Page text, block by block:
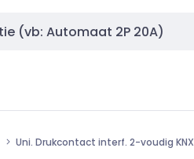
Uni. Drukcontact interf. 2-voudig KNX